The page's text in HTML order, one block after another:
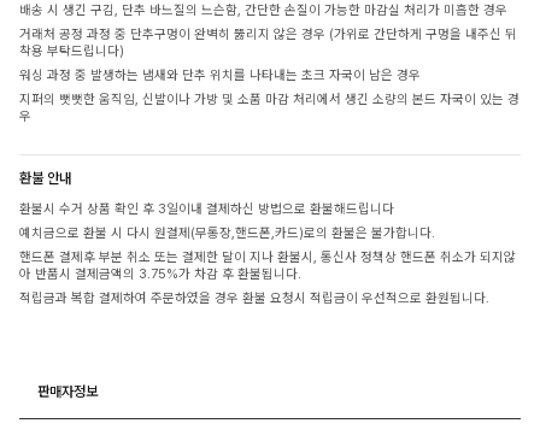
배송 시 생긴 구김, 단추 바느질의 느슨함, 간단한 손질이 가능한 마감실 처리가 미흡한 경우
거래처 공정 과정 중 단추구멍이 완벽히 뚫리지 않은 경우 (가위로 간단하게 구멍을 내주신 뒤
착용 부탁드립니다)
워싱 과정 중 발생하는 냄새와 단추 위치를 나타내는 초크 자국이 남은 경우
지퍼의 뻣뻣한 움직임, 신발이나 가방 및 소품 마감 처리에서 생긴 소량의 본드 자국이 있는 경
우
환불 안내
환불시 수거 상품 확인 후 3일이내 결제하신 방법으로 환불해드립니다
예치금으로 환불 시 다시 원결제(무통장,핸드폰,카드)로의 환불은 불가합니다.
핸드폰 결제후 부분 취소 또는 결제한 달이 지나 환불시, 통신사 정책상 핸드폰 취소가 되지않
아 반품시 결제금액의 3.75%가 차감 후 환불됩니다.
적립금과 복합 결제하여 주문하였을 경우 환불 요청시 적립금이 우선적으로 환원됩니다.
판매자정보